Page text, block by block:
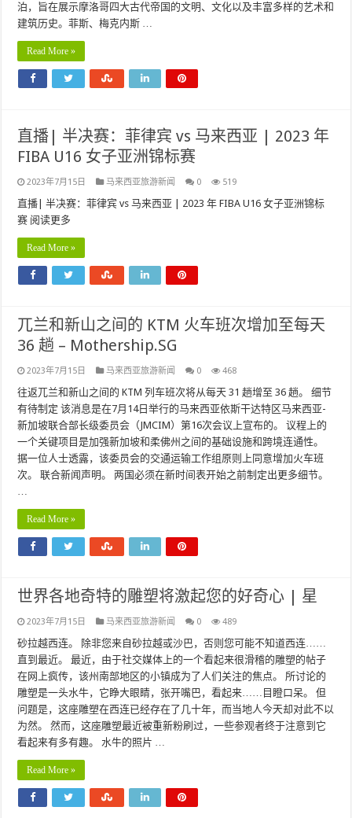
泊，旨在展示摩洛哥四大古代帝国的文明、文化以及丰富多样的艺术和
建筑历史。菲斯、梅克内斯 …
Read More »
直播| 半决赛：菲律宾 vs 马来西亚 | 2023 年
FIBA​​ U16 女子亚洲锦标赛
2023年7月15日 马来西亚旅游新闻 0 519
直播| 半决赛：菲律宾 vs 马来西亚 | 2023 年 FIBA​​ U16 女子亚洲锦标
赛 阅读更多
Read More »
兀兰和新山之间的 KTM 火车班次增加至每天
36 趟 – Mothership.SG
2023年7月15日 马来西亚旅游新闻 0 468
往返兀兰和新山之间的 KTM 列车班次将从每天 31 趟增至 36 趟。 细节
有待制定 该消息是在7月14日举行的马来西亚依斯干达特区马来西亚-
新加坡联合部长级委员会（JMCIM）第16次会议上宣布的。 议程上的
一个关键项目是加强新加坡和柔佛州之间的基础设施和跨境连通性。
据一位人士透露，该委员会的交通运输工作组原则上同意增加火车班
次。 联合新闻声明。 两国必须在新时间表开始之前制定出更多细节。
…
Read More »
世界各地奇特的雕塑将激起您的好奇心 | 星
2023年7月15日 马来西亚旅游新闻 0 489
砂拉越西连。 除非您来自砂拉越或沙巴，否则您可能不知道西连……
直到最近。 最近，由于社交媒体上的一个看起来很滑稽的雕塑的帖子
在网上疯传，该州南部地区的小镇成为了人们关注的焦点。 所讨论的
雕塑是一头水牛，它睁大眼睛，张开嘴巴，看起来……目瞪口呆。 但
问题是，这座雕塑在西连已经存在了几十年，而当地人今天却对此不以
为然。 然而，这座雕塑最近被重新粉刷过，一些参观者终于注意到它
看起来有多有趣。 水牛的照片 …
Read More »